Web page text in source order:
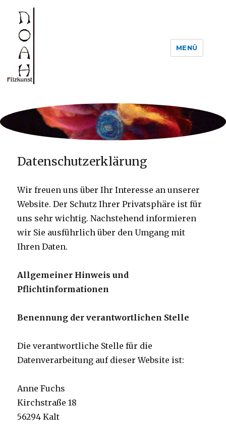
NOAH Filzkunst, Anne Fuchs
MENÜ
Datenschutzerklärung
Wir freuen uns über Ihr Interesse an unserer
Website. Der Schutz Ihrer Privatsphäre ist für
uns sehr wichtig. Nachstehend informieren
wir Sie ausführlich über den Umgang mit
Ihren Daten.
Allgemeiner Hinweis und
Pflichtinformationen
Benennung der verantwortlichen Stelle
Die verantwortliche Stelle für die
Datenverarbeitung auf dieser Website ist:
Anne Fuchs
Kirchstraße 18
56294 Kalt